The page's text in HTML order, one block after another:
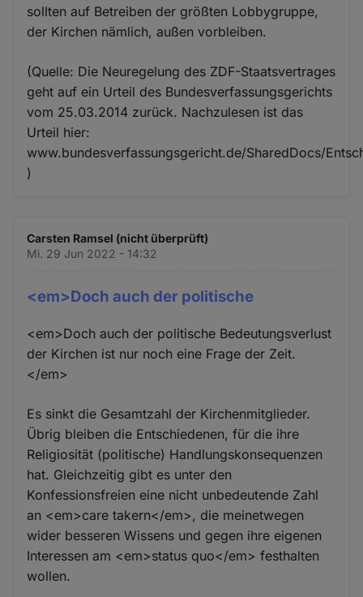
sollten auf Betreiben der größten Lobbygruppe,
der Kirchen nämlich, außen vorbleiben.
(Quelle: Die Neuregelung des ZDF-Staatsvertrages
geht auf ein Urteil des Bundesverfassungsgerichts
vom 25.03.2014 zurück. Nachzulesen ist das
Urteil hier:
www.bundesverfassungsgericht.de/SharedDocs/
)
Carsten Ramsel (nicht überprüft)
Mi. 29 Jun 2022 - 14:32
<em>Doch auch der politische
<em>Doch auch der politische Bedeutungsverlust
der Kirchen ist nur noch eine Frage der Zeit.
</em>
Es sinkt die Gesamtzahl der Kirchenmitglieder.
Übrig bleiben die Entschiedenen, für die ihre
Religiosität (politische) Handlungskonsequenzen
hat. Gleichzeitig gibt es unter den
Konfessionsfreien eine nicht unbedeutende Zahl
an <em>care takern</em>, die meinetwegen
wider besseren Wissens und gegen ihre eigenen
Interessen am <em>status quo</em> festhalten
wollen.